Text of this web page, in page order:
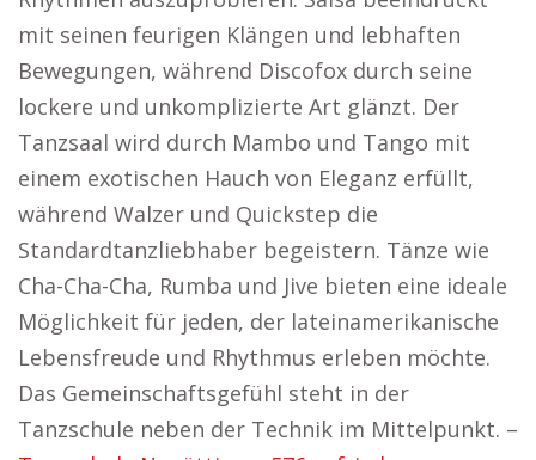
mit seinen feurigen Klängen und lebhaften
Bewegungen, während Discofox durch seine
lockere und unkomplizierte Art glänzt. Der
Tanzsaal wird durch Mambo und Tango mit
einem exotischen Hauch von Eleganz erfüllt,
während Walzer und Quickstep die
Standardtanzliebhaber begeistern. Tänze wie
Cha-Cha-Cha, Rumba und Jive bieten eine ideale
Möglichkeit für jeden, der lateinamerikanische
Lebensfreude und Rhythmus erleben möchte.
Das Gemeinschaftsgefühl steht in der
Tanzschule neben der Technik im Mittelpunkt. –